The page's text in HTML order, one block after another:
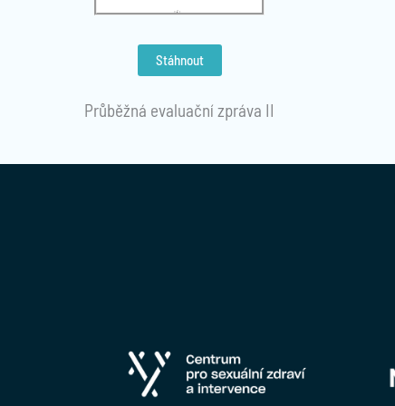
Stáhnout
Průběžná evaluační zpráva II